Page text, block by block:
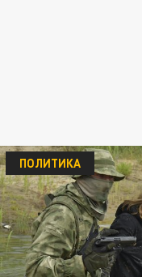
ПОЛИТИКА